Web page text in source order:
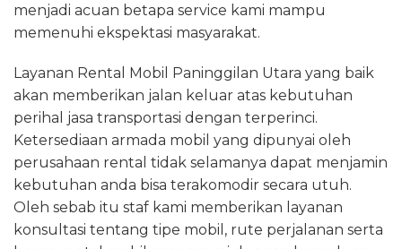
menjadi acuan betapa service kami mampu
memenuhi ekspektasi masyarakat.
Layanan Rental Mobil Paninggilan Utara yang baik
akan memberikan jalan keluar atas kebutuhan
perihal jasa transportasi dengan terperinci.
Ketersediaan armada mobil yang dipunyai oleh
perusahaan rental tidak selamanya dapat menjamin
kebutuhan anda bisa terakomodir secara utuh.
Oleh sebab itu staf kami memberikan layanan
konsultasi tentang tipe mobil, rute perjalanan serta